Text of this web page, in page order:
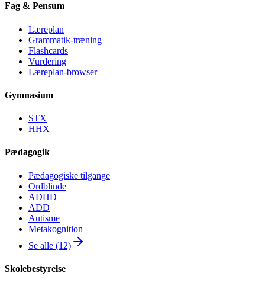
Fag & Pensum
Læreplan
Grammatik-træning
Flashcards
Vurdering
Læreplan-browser
Gymnasium
STX
HHX
Pædagogik
Pædagogiske tilgange
Ordblinde
ADHD
ADD
Autisme
Metakognition
Se alle (12)
Skolebestyrelse